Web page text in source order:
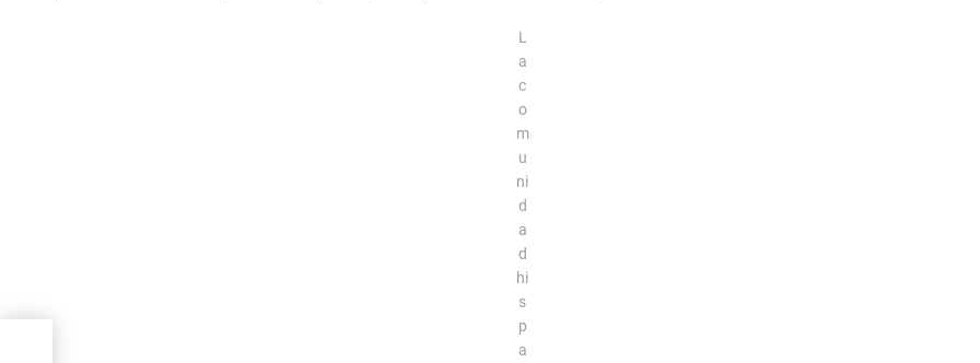
L
a
c
o
m
u
ni
d
a
d
hi
s
p
a